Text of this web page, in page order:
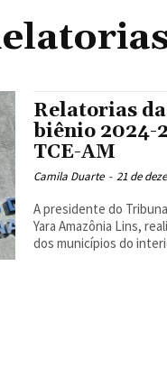
Relatorias
biênio 2024-
TCE-AM
Camila Duarte - 21 de
A presidente do
Yara Amazônia Lins,
dos municípios do